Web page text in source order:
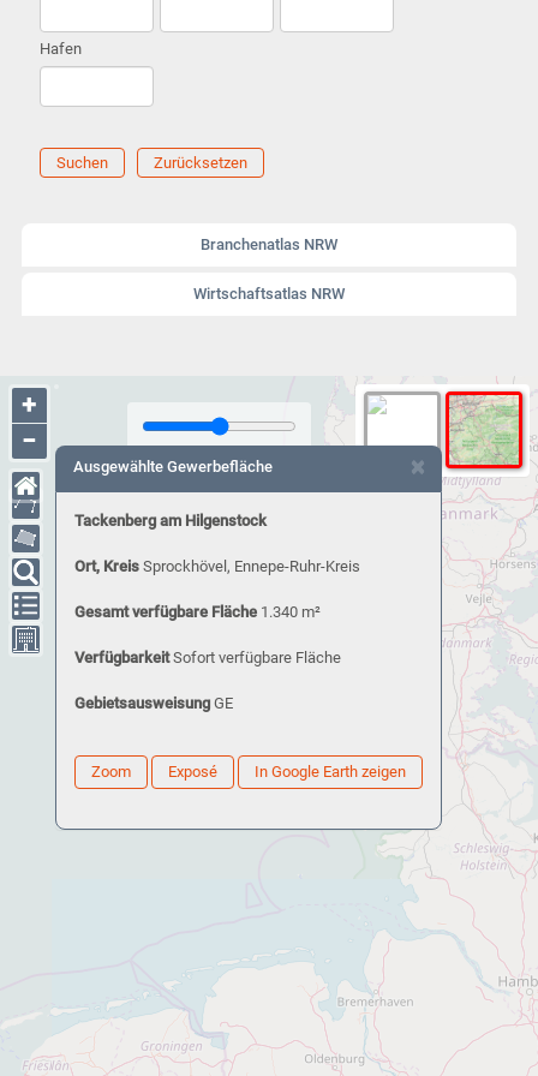
Hafen
Suchen Zurücksetzen
Branchenatlas NRW
Wirtschaftsatlas NRW
+
−
×
Ausgewählte Gewerbefläche
Tackenberg am Hilgenstock
Ort, Kreis Sprockhövel, Ennepe-Ruhr-Kreis
Gesamt verfügbare Fläche 1.340 m²
Verfügbarkeit Sofort verfügbare Fläche
GebietsausweisungGE
Zoom Exposé In Google Earth zeigen